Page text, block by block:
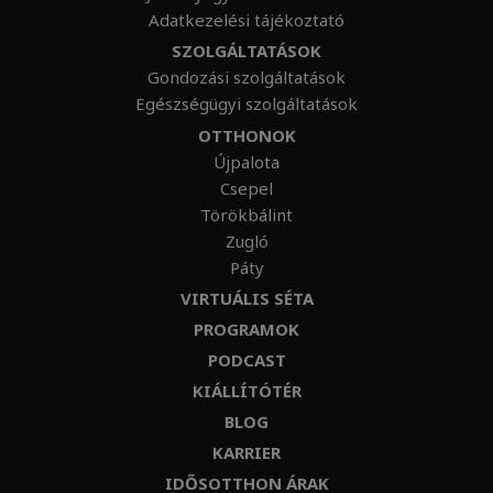
Adatkezelési tájékoztató
SZOLGÁLTATÁSOK
Gondozási szolgáltatások
Egészségügyi szolgáltatások
OTTHONOK
Újpalota
Csepel
Törökbálint
Zugló
Páty
VIRTUÁLIS SÉTA
PROGRAMOK
PODCAST
KIÁLLÍTÓTÉR
BLOG
KARRIER
IDŐSOTTHON ÁRAK